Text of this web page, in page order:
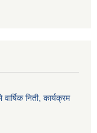
निती, कार्यक्रम